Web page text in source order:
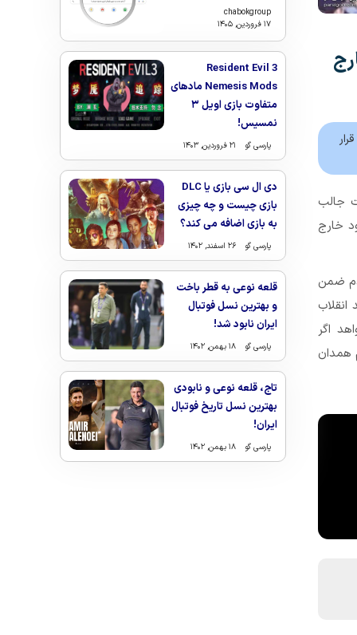
جالب
خارج
ضمن
اگر
همدان
chabokgroup
۱۷ فروردین, ۱۴۰۵
Resident Evil 3
Nemesis Mods مادهای
متفاوت بازی اویل ۳
نمسیس!
پارسی گو ۲۱ فروردین, ۱۴۰۳
دی ال سی بازی یا DLC
بازی چیست و چه چیزی
به بازی اضافه می کند؟
پارسی گو ۲۶ اسفند, ۱۴۰۲
قلعه نوعی به قطر باخت
و بهترین نسل فوتبال
ایران نابود شد!
پارسی گو ۱۸ بهمن, ۱۴۰۲
تاج، قلعه نوعی و نابودی
بهترین نسل تاریخ فوتبال
ایران!
پارسی گو ۱۸ بهمن, ۱۴۰۲